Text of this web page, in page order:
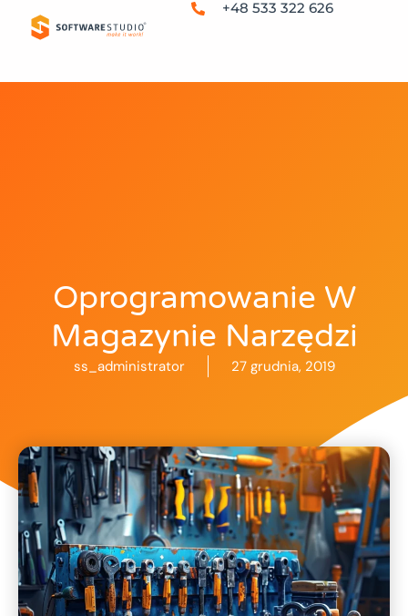
+48 533 322 626
Oprogramowanie W
Magazynie Narzędzi
ss_administrator 27 grudnia, 2019